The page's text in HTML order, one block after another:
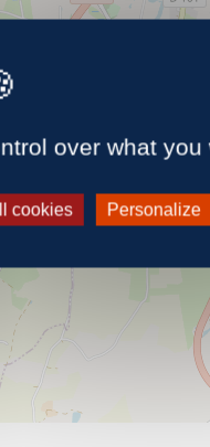
over what you
cookies Personalize